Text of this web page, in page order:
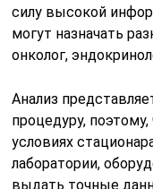
силу высокой
могут назначать
онколог,
Анализ
процедуру,
условиях
лаборатории,
выдать точные